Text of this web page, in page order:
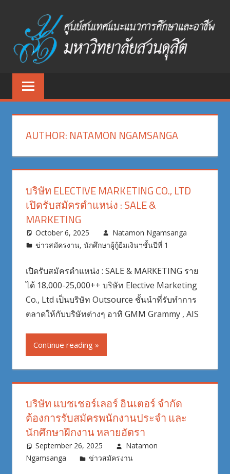
content
สนเทศ
แนะแนว
การ
ศึกษา
และ
อาชีพ
ศูนย์
สนเทศ
และAUTHOR: NATAMON NGAMSANGA
บริษัท ELECTIVE MARKETING CO., LTD
เปิดรับสมัครตำแหน่ง : SALE &
MARKETING
October 6, 2025
Natamon Ngamsanga
ข่าวสมัครงาน,นักศึกษาผู้กู้ยืมเงินฯชั้นปีที่ 1
เปิดรับสมัครตำแหน่ง : SALE & MARKETING ราย
ได้ 18,000-25,000++ บริษัท Elective Marketing
Co., Ltd เป็นบริษัท Outsource ชั้นนำที่รับทำการ
ตลาดให้กับบริษัทต่างๆ อาทิ GMM Grammy , AIS
Continue reading
บริษัท แบชเชอร์เลอร์ อินเตอร์ จำกัด
ต้องการรับสมัครพนักงานประจำ และ
นักศึกษาฝึกงาน หลายอัตรา
September 26, 2025
Natamon
Ngamsanga
ข่าวสมัครงาน